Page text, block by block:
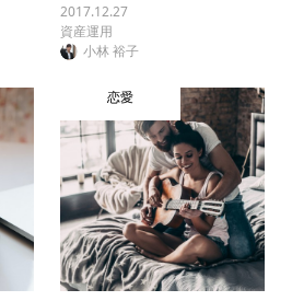
2017.12.27
資産運用
小林 裕子
恋愛